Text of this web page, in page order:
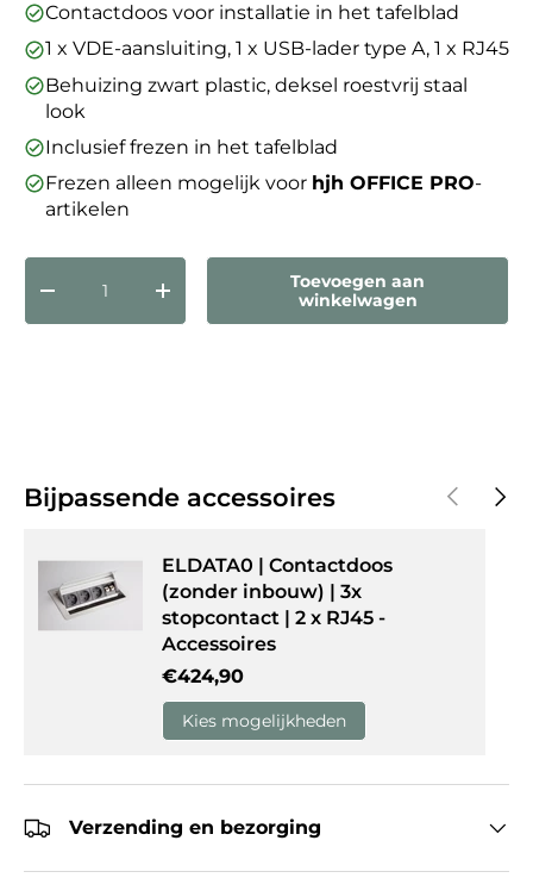
Contactdoos voor installatie in het tafelblad
1 x VDE-aansluiting, 1 x USB-lader type A, 1 x RJ45
Behuizing zwart plastic, deksel roestvrij staal
look
Inclusief frezen in het tafelblad
Frezen alleen mogelijk voor hjh OFFICE PRO-
artikelen
Aantal
Verlaag de hoeveelheidVerhoog de hoeveelheid
Toevoegen aan
winkelwagen
Bijpassende accessoires Vorige
ELDATA0 | Contactdoos
(zonder inbouw) | 3x
stopcontact | 2 x RJ45 -
Accessoires
Reguliere prijs
€424,90
Kies mogelijkheden
Verzending en bezorging